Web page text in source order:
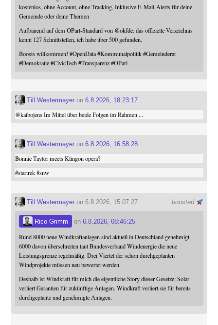
kostenlos, ohne Account, ohne Tracking, Inklusive E-Mail-Alerts für deine
Gemeinde oder deine Themen
Aufbauend auf dem OParl-Standard von @okfde: das offizielle Verzeichnis
kennt 127 Schnittstellen, ich habe über 500 gefunden.
Boosts willkommen! #OpenData #Kommunalpolitik #Gemeinderat
#Demokratie #CivicTech #Transparenz #OParl
Till Westermayeron 6.8.2026, 18:23:17
@kaibojensIm Mittel über beide Folgen im Rahmen ...
Till Westermayeron 6.8.2026, 16:58:28
Bonnie Taylor meets Klingon opera?
#startrek #snw
boosted
Till Westermayeron 6.8.2026, 15:07:27
Rico Grimm on 6.8.2026, 08:46:25
Rund 8000 neue Windkraftanlagen sind aktuell in Deutschland genehmigt.
6000 davon überschreiten laut Bundesverband Windenergie die neue
Leistungsgrenze regelmäßig. Drei Viertel der schon durchgeplanten
Windprojekte müssen neu bewertet werden.
Deshalb ist Windkraft für mich die eigentliche Story dieser Gesetze: Solar
verliert Garantien für zukünftige Anlagen. Windkraft verliert sie für bereits
durchgeplante und genehmigte Anlagen.